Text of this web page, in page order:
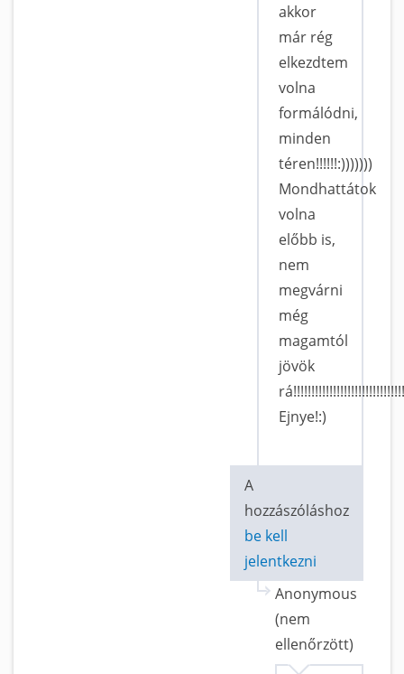
akkor
már rég
elkezdtem
volna
formálódni,
minden
téren!!!!!!:)))))))
Mondhattátok
volna
előbb is,
nem
megvárni
még
magamtól
jövök
Ejnye!:)
A
hozzászóláshoz
be kell
jelentkezni
Anonymous
(nem
ellenőrzött)